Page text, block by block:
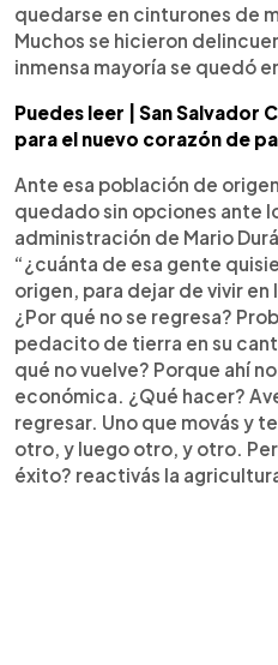
quedarse en cinturones de
Muchos se hicieron
inmensa mayoría se quedó
Puedes leer | San Salvador
para el nuevo corazón de
Ante esa población de
quedado sin opciones ante
administración de Mario
“¿cuánta de esa gente
origen, para dejar de vivir en
¿Por qué no se regresa?
pedacito de tierra en su
qué no vuelve? Porque ahí
económica. ¿Qué hacer?
regresar. Uno que movás y
otro, y luego otro, y otro.
éxito? reactivás la